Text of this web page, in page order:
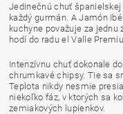
Jedinečnú chuť
každý gurmán. A Jamón
kuchyne považuje za
hodí do radu el Valle
Intenzívnu chuť dokonale
chrumkavé chipsy. Tie sa
Teplota nikdy nesmie
niekoľko fáz, v ktorých sa
zemiakových lupienkov.